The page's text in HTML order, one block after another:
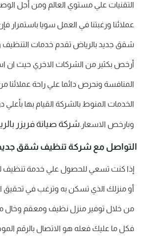
التقنيات علي مستوي العالم ومن أجل
عملائنا ورغبتنا في العمل سويا باستمرار
شقق جديد بالرياض تقدم خدمات التنظيف
أرخص بكثير من الشركات الاخري حيث ان
المنافسة ونحرص دائما علي راحة عملائنا
الخدمات المنوط بالشركة القيام بها بأعلي
وبارخص الاسعار.شركة صيانة فريزر
التواصل مع شركة تنظيف شقق
إذا كنت تسعي للحصول علي خدمة تنظيف
أو منزلك الذي تسكن به وترغب في تحقيق
من خلال توفير منزل نظيف ومعقم وخال
فكل ما عليك فعله هو الاتصال بالرقم